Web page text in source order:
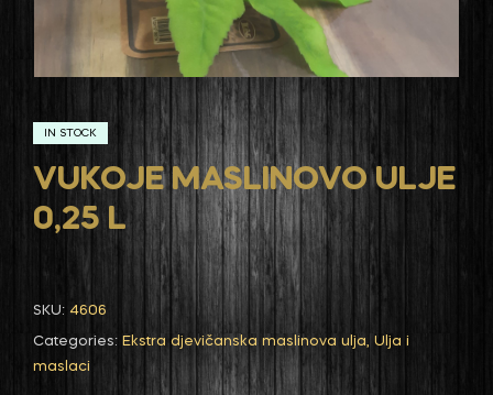
IN STOCK
VUKOJE MASLINOVO ULJE
0,25 L
SKU: 4606
Categories: Ekstra djevičanska maslinova ulja, Ulja i
maslaci